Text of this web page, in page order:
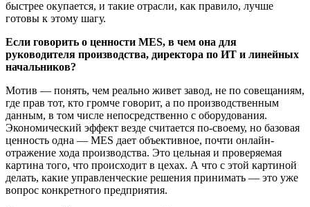
быстрее окупается, и такие отрасли, как правило, лучше
готовы к этому шагу.
Если говорить о ценности MES, в чем она для
руководителя производства, директора по ИТ и линейных
начальников?
Мотив — понять, чем реально живет завод, не по совещаниям,
где прав тот, кто громче говорит, а по производственным
данным, в том числе непосредственно с оборудования.
Экономический эффект везде считается по-своему, но базовая
ценность одна — MES дает объективное, почти онлайн-
отражение хода производства. Это цельная и проверяемая
картина того, что происходит в цехах. А что с этой картиной
делать, какие управленческие решения принимать — это уже
вопрос конкретного предприятия.